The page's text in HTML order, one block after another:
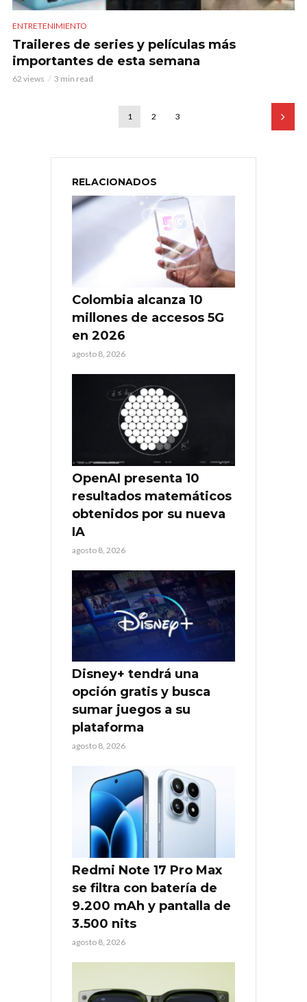
ENTRETENIMIENTO
Traileres de series y películas más
importantes de esta semana
62 views 3 min read
1 2 3
RELACIONADOS
Colombia alcanza 10
millones de accesos 5G
en 2026
agosto 8, 2026
OpenAI presenta 10
resultados matemáticos
obtenidos por su nueva
IA
agosto 8, 2026
Disney+ tendrá una
opción gratis y busca
sumar juegos a su
plataforma
agosto 8, 2026
Redmi Note 17 Pro Max
se filtra con batería de
9.200 mAh y pantalla de
3.500 nits
agosto 8, 2026